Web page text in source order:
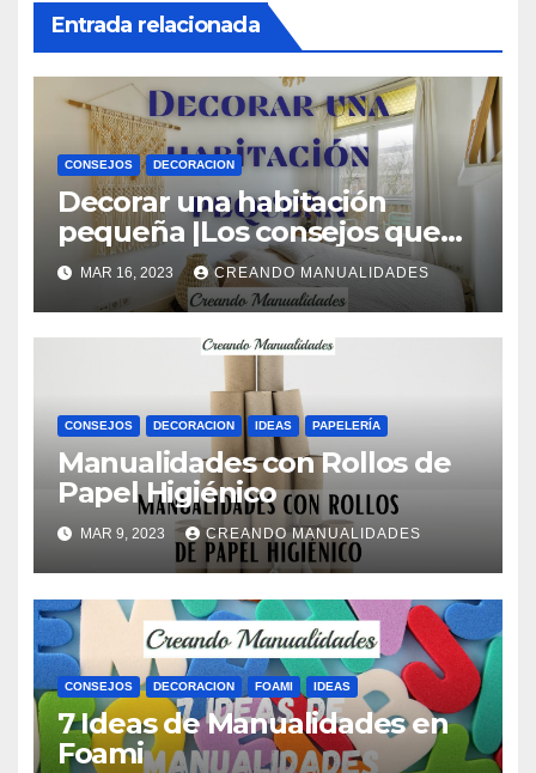
Entrada relacionada
CONSEJOS DECORACION
Decorar una habitación
pequeña |Los consejos que
necesitas saber
MAR 16, 2023 CREANDO MANUALIDADES
CONSEJOS DECORACION IDEAS PAPELERÍA
Manualidades con Rollos de
Papel Higiénico
MAR 9, 2023 CREANDO MANUALIDADES
CONSEJOS DECORACION FOAMI IDEAS
7 Ideas de Manualidades en
Foami